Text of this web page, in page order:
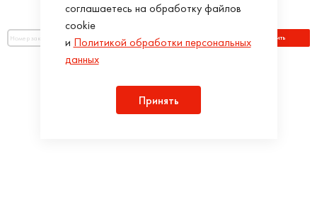
Оплатить по номеру заказа:
Оплатить
соглашаетесь на обработку файлов
cookie
и Политикой обработки персональных
данных
Принять